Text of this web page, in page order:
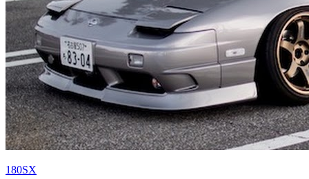
180SX